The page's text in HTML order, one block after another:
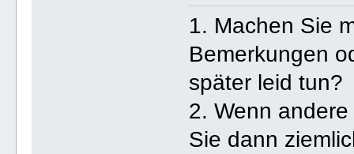
1. Machen Sie
Bemerkungen
später leid tun?
2. Wenn
Sie dann